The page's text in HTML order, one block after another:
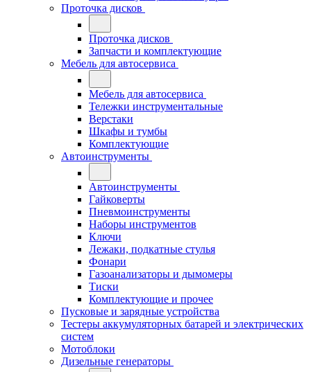
Проточка дисков
Проточка дисков
Запчасти и комплектующие
Мебель для автосервиса
Мебель для автосервиса
Тележки инструментальные
Верстаки
Шкафы и тумбы
Комплектующие
Автоинструменты
Автоинструменты
Гайковерты
Пневмоинструменты
Наборы инструментов
Ключи
Лежаки, подкатные стулья
Фонари
Газоанализаторы и дымомеры
Тиски
Комплектующие и прочее
Пусковые и зарядные устройства
Тестеры аккумуляторных батарей и электрических
систем
Мотоблоки
Дизельные генераторы